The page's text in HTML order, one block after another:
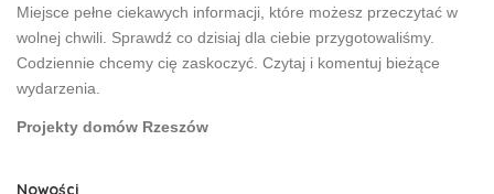
Miejsce pełne ciekawych informacji, które możesz przeczytać w
wolnej chwili. Sprawdź co dzisiaj dla ciebie przygotowaliśmy.
Codziennie chcemy cię zaskoczyć. Czytaj i komentuj bieżące
wydarzenia.
Projekty domów Rzeszów
Nowości